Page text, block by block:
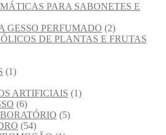
PARA SABONETES E
GESSO PERFUMADO (2)
DE PLANTAS E FRUTAS
(1)
ARTIFICIAIS (1)
(6)
(5)
(54)